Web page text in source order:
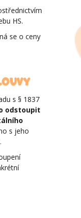
HS.
se o ceny
s § 1837
odstoupit
s jeho